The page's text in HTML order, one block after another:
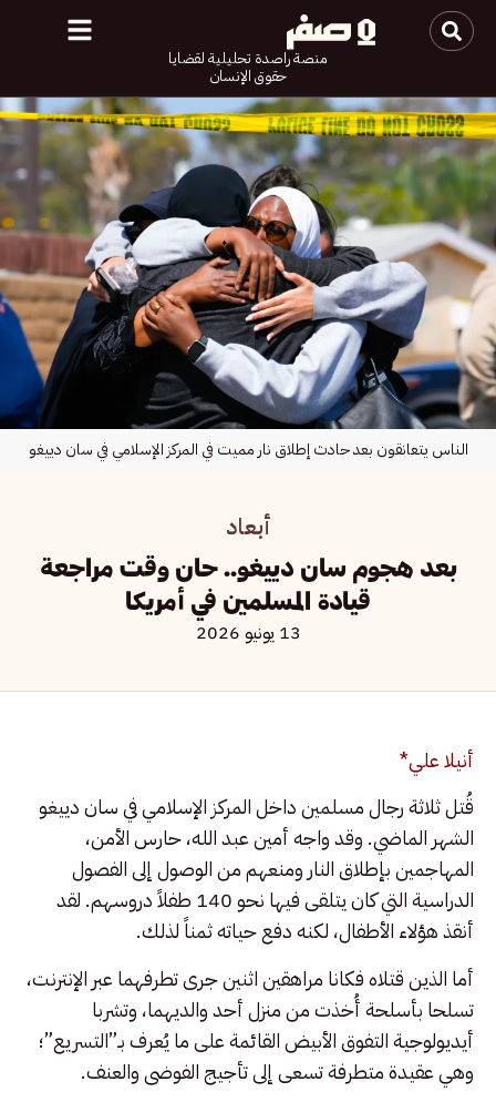
منصة راصدة تحليلية لقضايا
حقوق الإنسان
أبعاد
بعد هجوم سان دييغو.. حان وقت مراجعة
قيادة المسلمين في أمريكا
13 يونيو 2026
الناس يتعانقون بعد حادث إطلاق نار مميت في المركز الإسلامي في سان دييغو
أنيلا علي*
قُتل ثلاثة رجال مسلمين داخل المركز الإسلامي في سان دييغو
الشهر الماضي. وقد واجه أمين عبد الله، حارس الأمن،
المهاجمين بإطلاق النار ومنعهم من الوصول إلى الفصول
الدراسية التي كان يتلقى فيها نحو 140 طفلاً دروسهم. لقد
أنقذ هؤلاء الأطفال، لكنه دفع حياته ثمناً لذلك.
أما الذين قتلاه فكانا مراهقين اثنين جرى تطرفهما عبر الإنترنت،
تسلحا بأسلحة أُخذت من منزل أحد والديهما، وتشربا
أيديولوجية التفوق الأبيض القائمة على ما يُعرف بـ”التسريع”؛
وهي عقيدة متطرفة تسعى إلى تأجيج الفوضى والعنف.